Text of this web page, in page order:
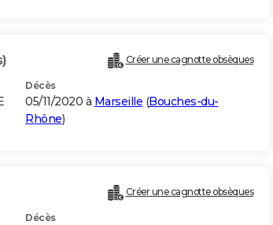
Créer une cagnotte obsèques
Décès
05/11/2020 à Marseille (Bouches-du-
Rhône)
Créer une cagnotte obsèques
Décès